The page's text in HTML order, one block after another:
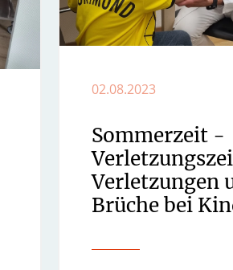
02.08.2023
Sommerzeit -
Verletzungen
Brüche bei